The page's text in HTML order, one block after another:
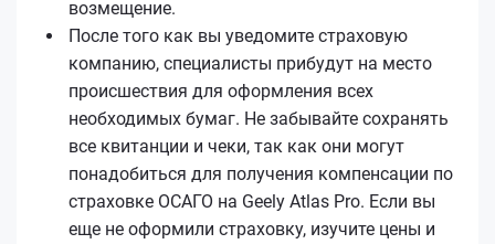
возмещение.
После того как вы уведомите страховую
компанию, специалисты прибудут на место
происшествия для оформления всех
необходимых бумаг. Не забывайте сохранять
все квитанции и чеки, так как они могут
понадобиться для получения компенсации по
страховке ОСАГО на Geely Atlas Pro. Если вы
еще не оформили страховку, изучите цены и